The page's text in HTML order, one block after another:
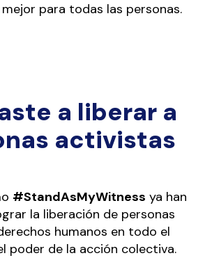
para todas las personas.
a liberar a
activistas
#StandAsMyWitness ya han
la liberación de personas
humanos en todo el
poder de la acción colectiva.